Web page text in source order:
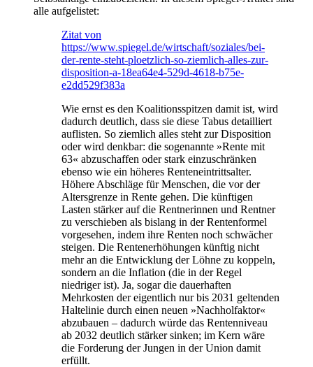
alle aufgelistet:
Zitat von
https://www.spiegel.de/wirtschaft/soziales/bei-
der-rente-steht-ploetzlich-so-ziemlich-alles-zur-
disposition-a-18ea64e4-529d-4618-b75e-
e2dd529f383a
Wie ernst es den Koalitionsspitzen damit ist, wird
dadurch deutlich, dass sie diese Tabus detailliert
auflisten. So ziemlich alles steht zur Disposition
oder wird denkbar: die sogenannte »Rente mit
63« abzuschaffen oder stark einzuschränken
ebenso wie ein höheres Renteneintrittsalter.
Höhere Abschläge für Menschen, die vor der
Altersgrenze in Rente gehen. Die künftigen
Lasten stärker auf die Rentnerinnen und Rentner
zu verschieben als bislang in der Rentenformel
vorgesehen, indem ihre Renten noch schwächer
steigen. Die Rentenerhöhungen künftig nicht
mehr an die Entwicklung der Löhne zu koppeln,
sondern an die Inflation (die in der Regel
niedriger ist). Ja, sogar die dauerhaften
Mehrkosten der eigentlich nur bis 2031 geltenden
Haltelinie durch einen neuen »Nachholfaktor«
abzubauen – dadurch würde das Rentenniveau
ab 2032 deutlich stärker sinken; im Kern wäre
die Forderung der Jungen in der Union damit
erfüllt.